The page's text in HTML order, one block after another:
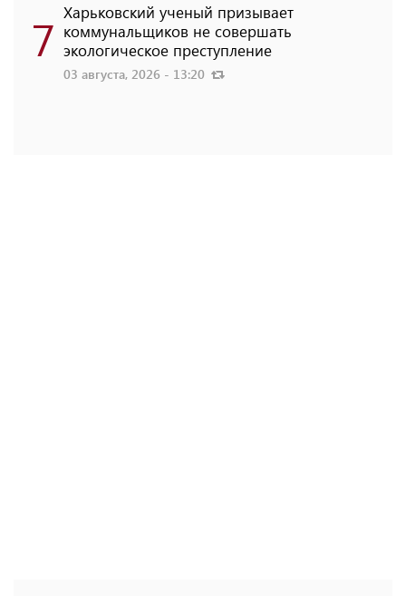
7 Харьковский ученый призывает
коммунальщиков не совершать
экологическое преступление
03 августа, 2026 - 13:20